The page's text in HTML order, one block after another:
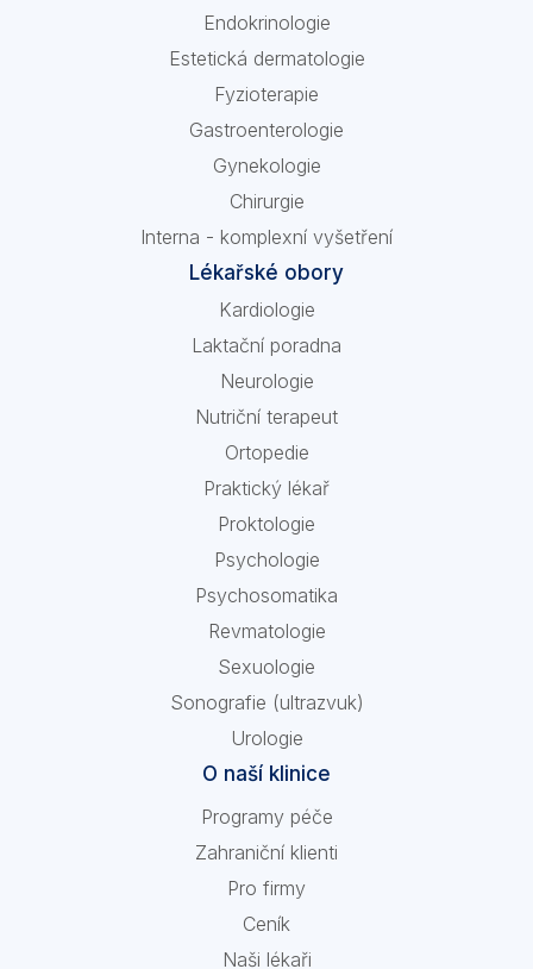
Endokrinologie
Estetická dermatologie
Fyzioterapie
Gastroenterologie
Gynekologie
Chirurgie
Interna - komplexní vyšetření
Lékařské obory
Kardiologie
Laktační poradna
Neurologie
Nutriční terapeut
Ortopedie
Praktický lékař
Proktologie
Psychologie
Psychosomatika
Revmatologie
Sexuologie
Sonografie (ultrazvuk)
Urologie
O naší klinice
Programy péče
Zahraniční klienti
Pro firmy
Ceník
Naši lékaři